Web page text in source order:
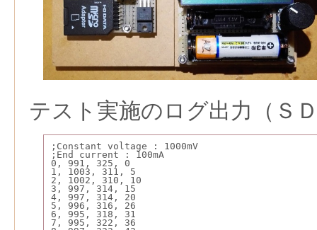
テスト実施のログ出力（Ｓ
;Constant voltage : 1000mV
;End current : 100mA
0, 991, 325, 0
1, 1003, 311, 5
2, 1002, 310, 10
3, 997, 314, 15
4, 997, 314, 20
5, 996, 316, 26
6, 995, 318, 31
7, 995, 322, 36